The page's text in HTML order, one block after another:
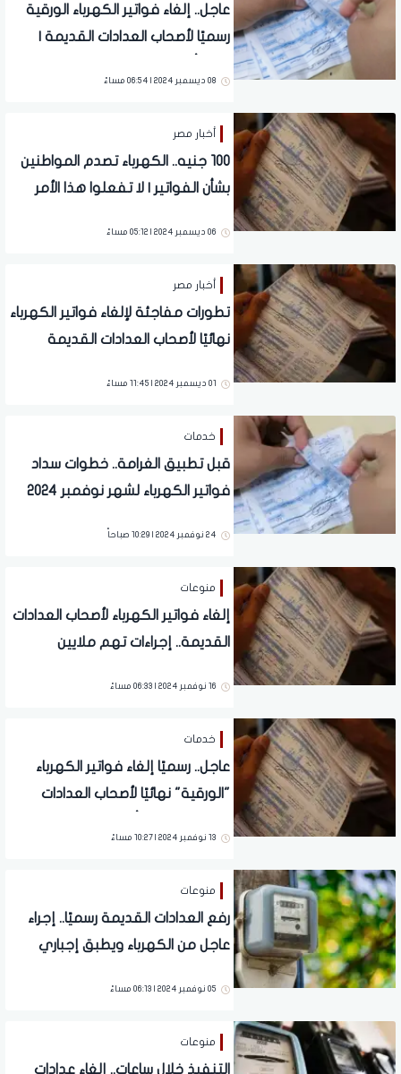
عاجل.. إلغاء فواتير الكهرباء الورقية
رسميًا لأصحاب العدادات القديمة |
08 ديسمبر 2024 | 06:54 مساءً
أخبار مصر
100 جنيه.. الكهرباء تصدم المواطنين
بشأن الفواتير | لا تفعلوا هذا الأمر
06 ديسمبر 2024 | 05:12 مساءً
أخبار مصر
تطورات مفاجئة لإلغاء فواتير الكهرباء
نهائيًا لأصحاب العدادات القديمة
01 ديسمبر 2024 | 11:45 مساءً
خدمات
قبل تطبيق الغرامة.. خطوات سداد
فواتير الكهرباء لشهر نوفمبر 2024
24 نوفمبر 2024 | 10:29 صباحاً
منوعات
إلغاء فواتير الكهرباء لأصحاب العدادات
القديمة.. إجراءات تهم ملايين
16 نوفمبر 2024 | 06:33 مساءً
خدمات
عاجل.. رسميًا إلغاء فواتير الكهرباء
"الورقية" نهائيًا لأصحاب العدادات
التطبيق
13 نوفمبر 2024 | 10:27 مساءً
منوعات
رفع العدادات القديمة رسميًا.. إجراء
عاجل من الكهرباء ويطبق إجباري
05 نوفمبر 2024 | 06:13 مساءً
منوعات
التنفيذ خلال ساعات.. إلغاء عدادات